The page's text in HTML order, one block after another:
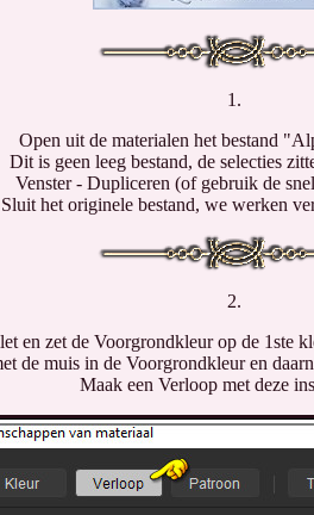
1.
Open uit de materialen het bestand
Dit is geen leeg bestand, de selecties
Venster - Dupliceren (of gebruik de
Sluit het originele bestand, we werken
2.
en zet de Voorgrondkleur op de 1ste
de muis in de Voorgrondkleur en
Maak een Verloop met deze